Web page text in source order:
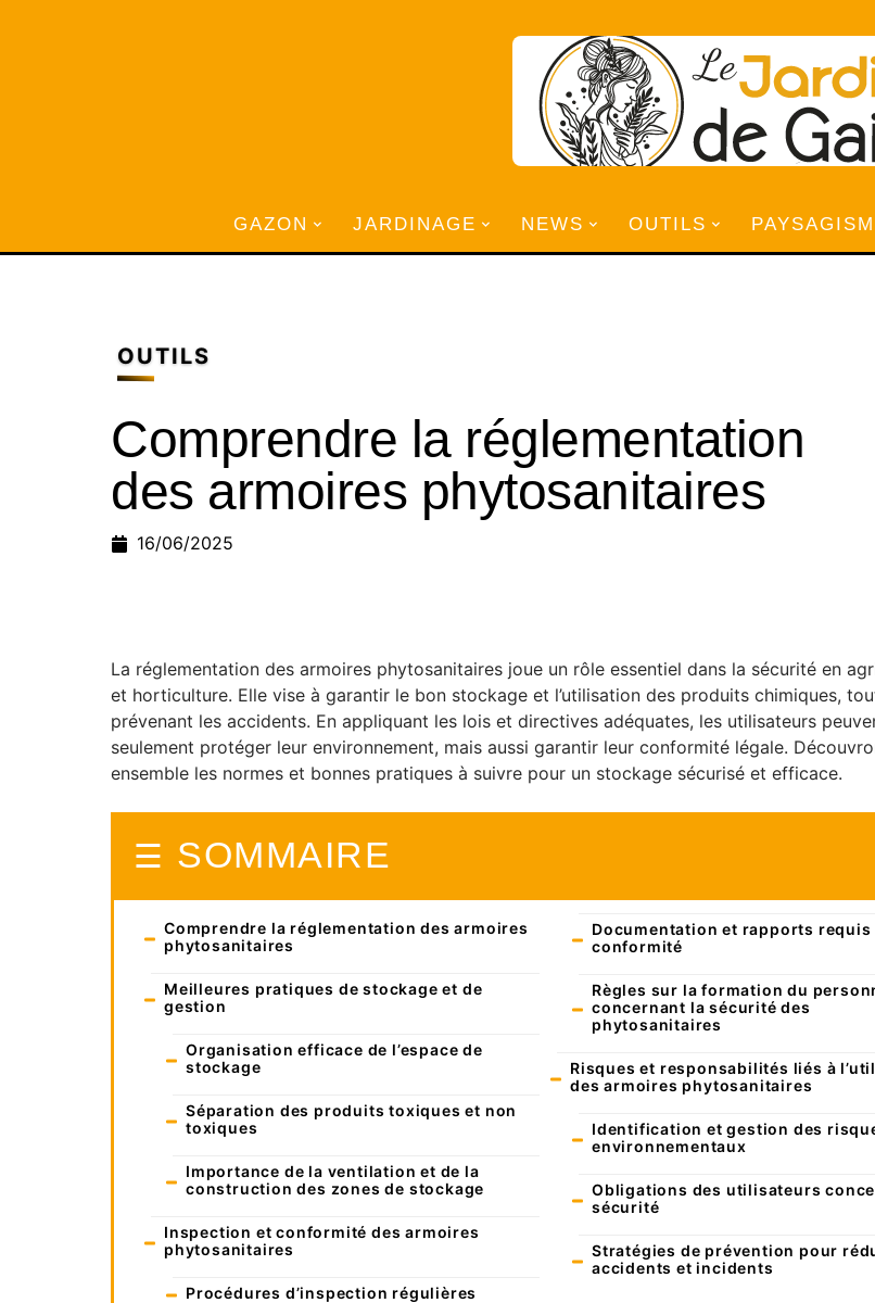
GAZON JARDINAGE NEWS OUTILS
OUTILS
Comprendre la réglementation
des armoires phytosanitaires
16/06/2025
La réglementation des armoires phytosanitaires joue un rôle essentiel dans la sécurité en
et horticulture. Elle vise à garantir le bon stockage et l’utilisation des produits chimiques,
prévenant les accidents. En appliquant les lois et directives adéquates, les utilisateurs
seulement protéger leur environnement, mais aussi garantir leur conformité légale.
ensemble les normes et bonnes pratiques à suivre pour un stockage sécurisé et efficace.
SOMMAIRE
Comprendre la réglementation des armoires
phytosanitaires
Meilleures pratiques de stockage et de
gestion
Organisation efficace de l’espace de
stockage
Séparation des produits toxiques et non
toxiques
Importance de la ventilation et de la
construction des zones de stockage
Inspection et conformité des armoires
phytosanitaires
Procédures d’inspection régulières
Documentation et rapports requis
conformité
Règles sur la formation du
concernant la sécurité des
phytosanitaires
Risques et responsabilités liés à
des armoires phytosanitaires
Identification et gestion des
environnementaux
Obligations des utilisateurs
sécurité
Stratégies de prévention pour
accidents et incidents